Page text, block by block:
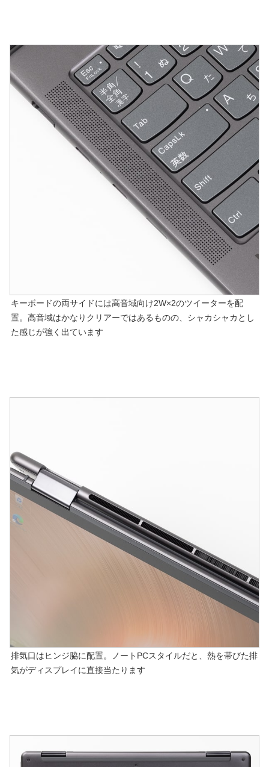
キーボードの両サイドには高音域向け2W×2のツイーターを配
置。高音域はかなりクリアーではあるものの、シャカシャカとし
た感じが強く出ています
排気口はヒンジ脇に配置。ノートPCスタイルだと、熱を帯びた排
気がディスプレイに直接当たります